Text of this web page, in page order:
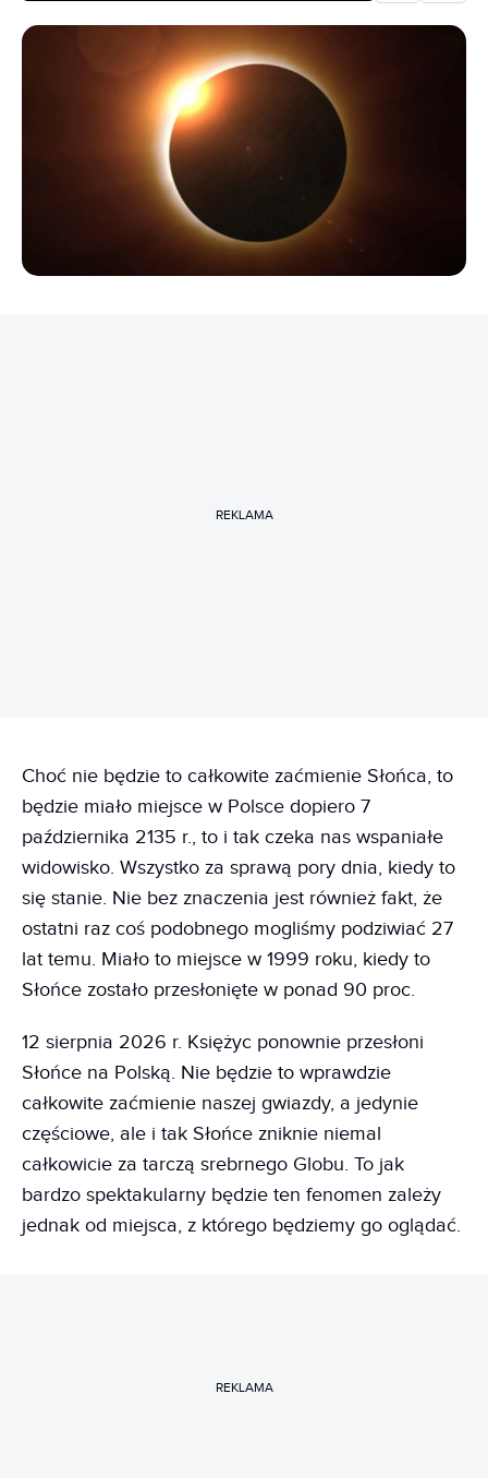
REKLAMA
Choć nie będzie to całkowite zaćmienie Słońca, to
będzie miało miejsce w Polsce dopiero 7
października 2135 r., to i tak czeka nas wspaniałe
widowisko. Wszystko za sprawą pory dnia, kiedy to
się stanie. Nie bez znaczenia jest również fakt, że
ostatni raz coś podobnego mogliśmy podziwiać 27
lat temu. Miało to miejsce w 1999 roku, kiedy to
Słońce zostało przesłonięte w ponad 90 proc.
12 sierpnia 2026 r. Księżyc ponownie przesłoni
Słońce na Polską. Nie będzie to wprawdzie
całkowite zaćmienie naszej gwiazdy, a jedynie
częściowe, ale i tak Słońce zniknie niemal
całkowicie za tarczą srebrnego Globu. To jak
bardzo spektakularny będzie ten fenomen zależy
jednak od miejsca, z którego będziemy go oglądać.
REKLAMA